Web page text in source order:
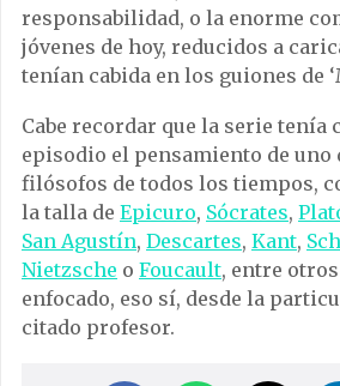
responsabilidad, o la enorme
jóvenes de hoy, reducidos a
tenían cabida en los guiones de
Cabe recordar que la serie tenía
episodio el pensamiento de uno
filósofos de todos los tiempos,
la talla de Epicuro, Sócrates,
San Agustín, Descartes, Kant,
Nietzsche o Foucault, entre
enfocado, eso sí, desde la
citado profesor.